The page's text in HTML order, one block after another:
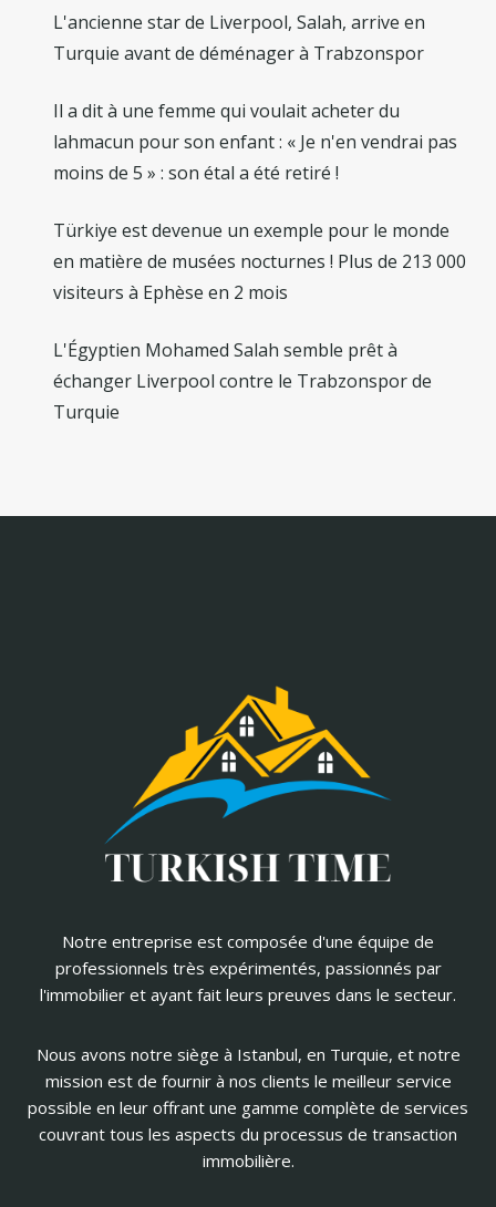
L'ancienne star de Liverpool, Salah, arrive en
Turquie avant de déménager à Trabzonspor
Il a dit à une femme qui voulait acheter du
lahmacun pour son enfant : « Je n'en vendrai pas
moins de 5 » : son étal a été retiré !
Türkiye est devenue un exemple pour le monde
en matière de musées nocturnes ! Plus de 213 000
visiteurs à Ephèse en 2 mois
L'Égyptien Mohamed Salah semble prêt à
échanger Liverpool contre le Trabzonspor de
Turquie
Notre entreprise est composée d'une équipe de
professionnels très expérimentés, passionnés par
l'immobilier et ayant fait leurs preuves dans le secteur.
Nous avons notre siège à Istanbul, en Turquie, et notre
mission est de fournir à nos clients le meilleur service
possible en leur offrant une gamme complète de services
couvrant tous les aspects du processus de transaction
immobilière.